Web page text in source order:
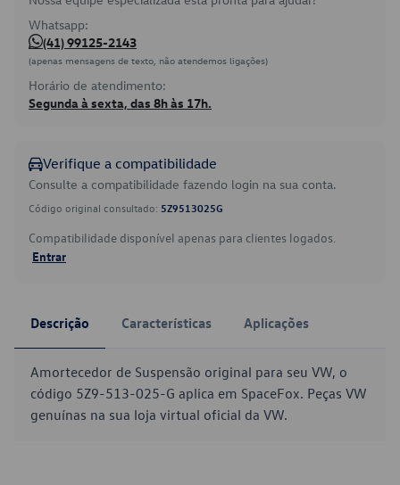
Whatsapp:
(41) 99125-2143
(apenas mensagens de texto, não atendemos ligações)
Horário de atendimento:
Segunda à sexta, das 8h às 17h.
Verifique a compatibilidade
Consulte a compatibilidade fazendo login na sua conta.
Código original consultado: 5Z9513025G
Compatibilidade disponível apenas para clientes logados.
Entrar
Descrição Características Aplicações
Amortecedor de Suspensão original para seu VW, o
código 5Z9-513-025-G aplica em SpaceFox. Peças VW
genuínas na sua loja virtual oficial da VW.